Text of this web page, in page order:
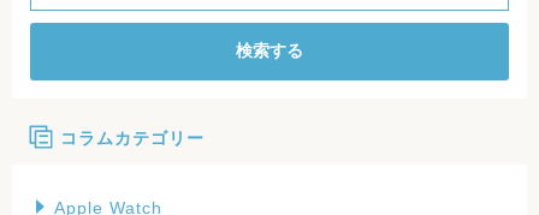
検索する
コラムカテゴリー
Apple Watch